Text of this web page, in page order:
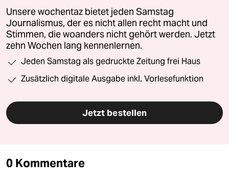
Unsere wochentaz bietet jeden Samstag
Journalismus, der es nicht allen recht macht und
Stimmen, die woanders nicht gehört werden. Jetzt
zehn Wochen lang kennenlernen.
Jeden Samstag als gedruckte Zeitung frei Haus
Zusätzlich digitale Ausgabe inkl. Vorlesefunktion
Jetzt bestellen
0 Kommentare